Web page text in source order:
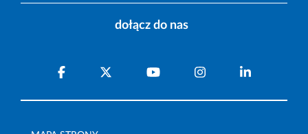
dołącz do nas